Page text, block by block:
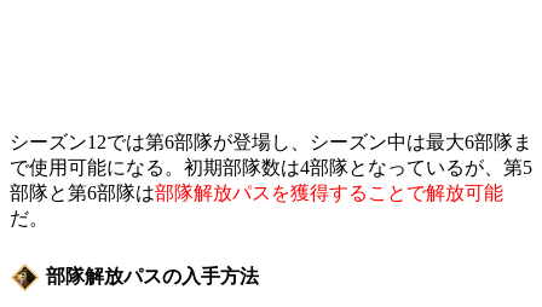
シーズン12では第6部隊が登場し、シーズン中は最大6部隊ま
で使用可能になる。初期部隊数は4部隊となっているが、第5
部隊と第6部隊は部隊解放パスを獲得することで解放可能
だ。
部隊解放パスの入手方法